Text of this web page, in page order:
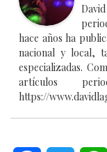
hace años ha
nacional y local,
especializadas.
artículos
https://